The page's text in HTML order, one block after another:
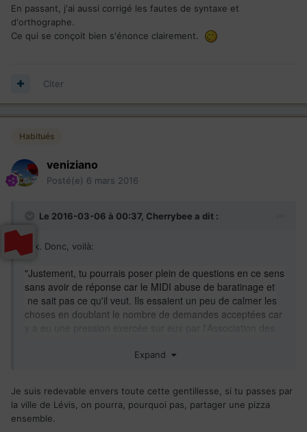
En passant, j'ai aussi corrigé les fautes de syntaxe et
d'orthographe.
Ce qui se conçoit bien s'énonce clairement.
Citer
Habitués
veniziano
Posté(e) 6 mars 2016
Le 2016-03-06 à 00:37, Cherrybee a dit :
Ok. Donc, voilà:
"Justement, tu pourrais poser plein de questions en ce sens
sans avoir de réponse car le MIDI abuse de baratinage et
ne sait pas ce qu'il veut. Ils essaient un peu de calmer les
choses en doublant le nombre de demandes acceptées car
des clients, entre autres, concernés par ce programme et
temps. Il gonfle un peu le nombre des demandes à
accepter sans aucune étude sérieuse juste pour acheter la
paix provisoirement."
Expand
Je suis redevable envers toute cette gentillesse, si tu passes par
la ville de Lévis, on pourra, pourquoi pas, partager une pizza
ensemble.